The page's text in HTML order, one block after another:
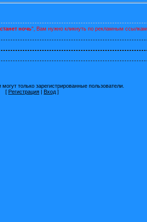
ночь", Вам нужно кликнуть по рекламным ссылкам.
только зарегистрированные пользователи.
[ Регистрация | Вход ]